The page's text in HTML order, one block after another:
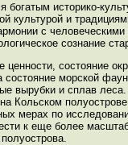
историко-
культурой и
с
сознание
состояние
морской
вырубки и сплав
Кольском
мерах по
к еще более